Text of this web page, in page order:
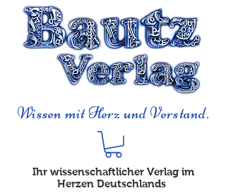
Wissen mit Herz und Verstand.
Ihr wissenschaftlicher Verlag im
Herzen Deutschlands